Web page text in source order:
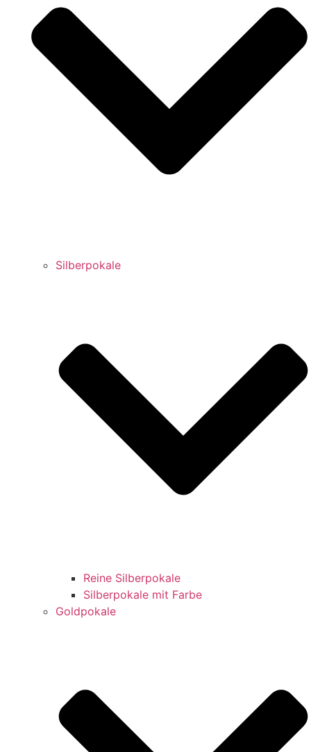
Silberpokale
Reine Silberpokale
Silberpokale mit Farbe
Goldpokale